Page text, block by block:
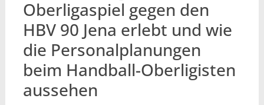
Oberligaspiel gegen den
HBV 90 Jena erlebt und wie
die Personalplanungen
beim Handball-Oberligisten
aussehen